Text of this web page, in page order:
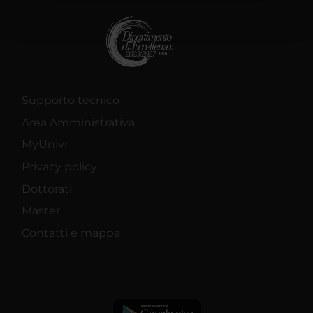
con altre informazioni che hai fornito loro o che hanno
raccolto dal tuo utilizzo dei loro servizi.
Supporto tecnico
Area Amministrativa
MyUnivr
Privacy policy
Dottorati
Master
Contatti e mappa